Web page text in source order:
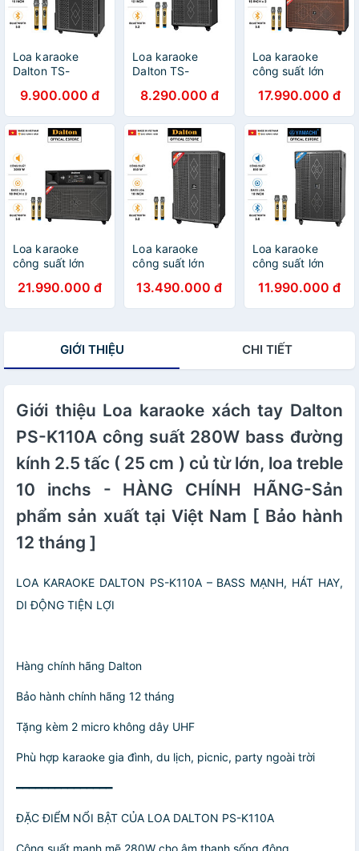
Loa karaoke
Dalton TS-
suất 600W, bass
15 inches -
HÀNG CHÍNH
HÃNG ( BẢO
HÀNH 12 THÁNG
)
9.900.000 đ
Loa karaoke
Dalton TS-
suất 500W, bass
12 inches - HÀNG
CHÍNH HÃNG (
BẢO HÀNH 12
THÁNG )
8.290.000 đ
Loa karaoke
công suất lớn
15A6000, hàng
chính hãng
Dalton Loa bass:
15 inch x 2 (2 loa
4 tấc), Loa treb:
1.5 inch x 2 (2 loa
treb còi 5 inch-
Bảo hành 12
tháng)
17.990.000 đ
Loa karaoke
công suất lớn
TS-18A8000
Bass loa 18
đường tiếng,
loa12 tháng.
HÀNG CHÍNH
HÃNG
21.990.000 đ
Loa karaoke
công suất lớn
bass 5 tấc,
850W. Loa
HÀNG CHÍNH
HÃNG
13.490.000 đ
Loa karaoke
công suất lớn
5 tấc, 850W. Loa
YAMACHI 3
hãng ( Sản xuất
HÃNG
11.990.000 đ
GIỚI THIỆU CHI TIẾT
Giới thiệu Loa karaoke xách tay Dalton
PS-K110A công suất 280W bass đường
kính 2.5 tấc ( 25 cm ) củ từ lớn, loa treble
10 inchs - HÀNG CHÍNH HÃNG-Sản
phẩm sản xuất tại Việt Nam [ Bảo hành
12 tháng ]
LOA KARAOKE DALTON PS-K110A – BASS MẠNH, HÁT HAY,
DI ĐỘNG TIỆN LỢI
Hàng chính hãng Dalton
Bảo hành chính hãng 12 tháng
Tặng kèm 2 micro không dây UHF
Phù hợp karaoke gia đình, du lịch, picnic, party ngoài trời
━━━━━━━━━━━━━━━
ĐẶC ĐIỂM NỔI BẬT CỦA LOA DALTON PS-K110A
Công suất mạnh mẽ 280W cho âm thanh sống động